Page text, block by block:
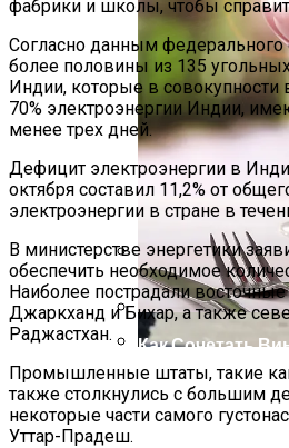
Международная
Трампа: Что
Кризис
Ужасающая
Обстановки
Как Сочетать
Делится
фабрики и школы, чтобы
Согласно данным федерального
более половины из 135
Индии, которые в
70% электроэнергии Индии,
менее трех дней.
Дефицит электроэнергии в
октября составил 11,2% от
электроэнергии в стране в
В министерстве энергетики
обеспечить необходимое
Наиболее пострадали
Джаркханд и Бихар, а также
Раджастхан.
Промышленные штаты, такие
также столкнулись с большим
некоторые части самого
Уттар-Прадеш.